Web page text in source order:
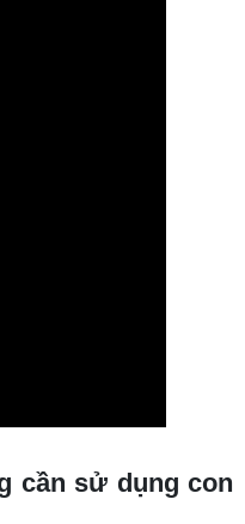
cần sử dụng con